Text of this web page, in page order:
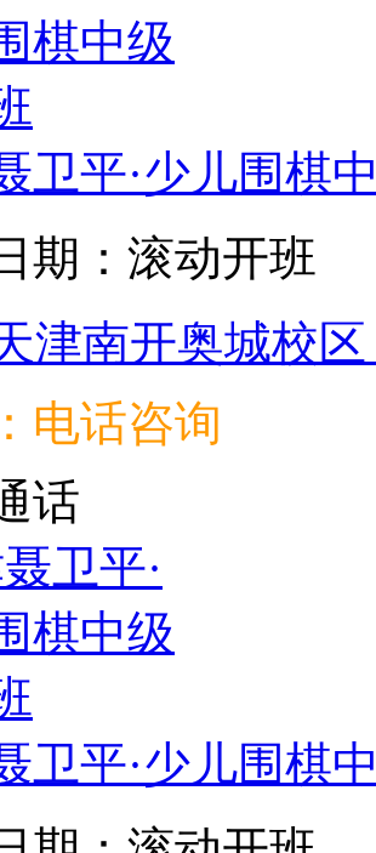
卫平·少儿围棋
期：滚动开班
津南开奥城校区
电话咨询
话
卫平·少儿围棋